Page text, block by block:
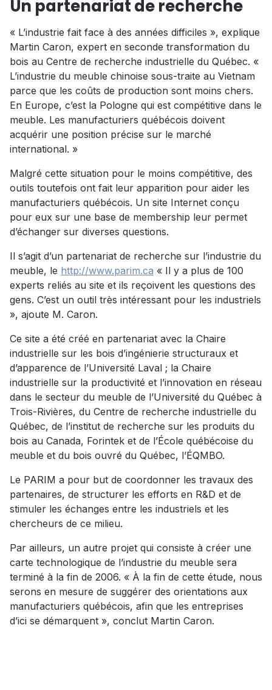
Un partenariat de recherche
« L’industrie fait face à des années difficiles », explique
Martin Caron, expert en seconde transformation du
bois au Centre de recherche industrielle du Québec. «
L’industrie du meuble chinoise sous-traite au Vietnam
parce que les coûts de production sont moins chers.
En Europe, c’est la Pologne qui est compétitive dans le
meuble. Les manufacturiers québécois doivent
acquérir une position précise sur le marché
international. »
Malgré cette situation pour le moins compétitive, des
outils toutefois ont fait leur apparition pour aider les
manufacturiers québécois. Un site Internet conçu
pour eux sur une base de membership leur permet
d’échanger sur diverses questions.
Il s’agit d’un partenariat de recherche sur l’industrie du
meuble, le http://www.parim.ca « Il y a plus de 100
experts reliés au site et ils reçoivent les questions des
gens. C’est un outil très intéressant pour les industriels
», ajoute M. Caron.
Ce site a été créé en partenariat avec la Chaire
industrielle sur les bois d’ingénierie structuraux et
d’apparence de l’Université Laval ; la Chaire
industrielle sur la productivité et l’innovation en réseau
dans le secteur du meuble de l’Université du Québec à
Trois-Rivières, du Centre de recherche industrielle du
Québec, de l’institut de recherche sur les produits du
bois au Canada, Forintek et de l’École québécoise du
meuble et du bois ouvré du Québec, l’ÉQMBO.
Le PARIM a pour but de coordonner les travaux des
partenaires, de structurer les efforts en R&D et de
stimuler les échanges entre les industriels et les
chercheurs de ce milieu.
Par ailleurs, un autre projet qui consiste à créer une
carte technologique de l’industrie du meuble sera
terminé à la fin de 2006. « À la fin de cette étude, nous
serons en mesure de suggérer des orientations aux
manufacturiers québécois, afin que les entreprises
d’ici se démarquent », conclut Martin Caron.